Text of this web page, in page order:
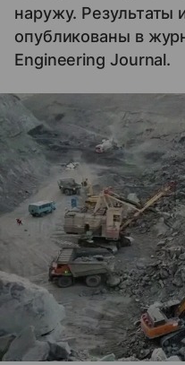
наружу. Результаты
опубликованы в
Engineering Journal.